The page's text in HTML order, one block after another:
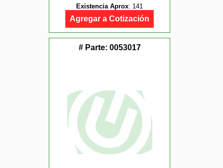
Existencia Aprox: 141
Agregar a Cotización
# Parte: 0053017